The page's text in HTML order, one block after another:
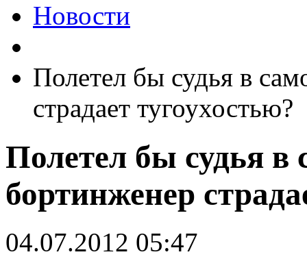
Новости
Полетел бы судья в
страдает тугоухостью?
Полетел бы судья в
бортинженер
04.07.2012 05:47